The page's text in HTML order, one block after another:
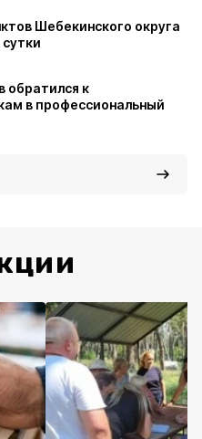
Шебекинского округа
обратился к
в профессиональный